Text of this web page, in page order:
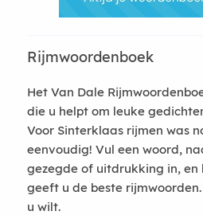
Rijmwoordenboek
Het Van Dale
die u helpt om leuke
Voor Sinterklaas rijmen was
eenvoudig! Vul een woord,
gezegde of uitdrukking in, en
geeft u de beste
u wilt.